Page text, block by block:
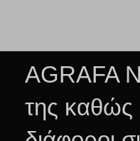
AGRAFA
της καθώς